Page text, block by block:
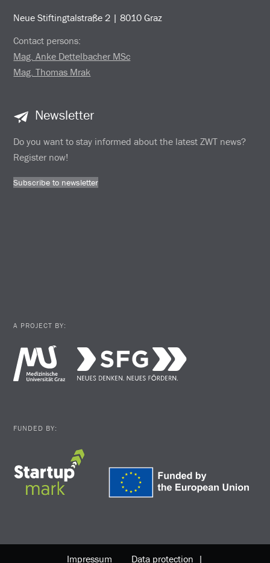
Neue Stiftingtalstraße 2 | 8010 Graz
Contact persons:
Mag. Anke Dettelbacher MSc
Mag. Thomas Mrak
Newsletter
Do you want to stay informed about the latest ZWT news?
Register now!
Subscribe to newsletter
A PROJECT BY:
FUNDED BY:
Impressum Data protection |